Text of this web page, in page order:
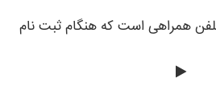
همراهی است که هنگام ثبت نام